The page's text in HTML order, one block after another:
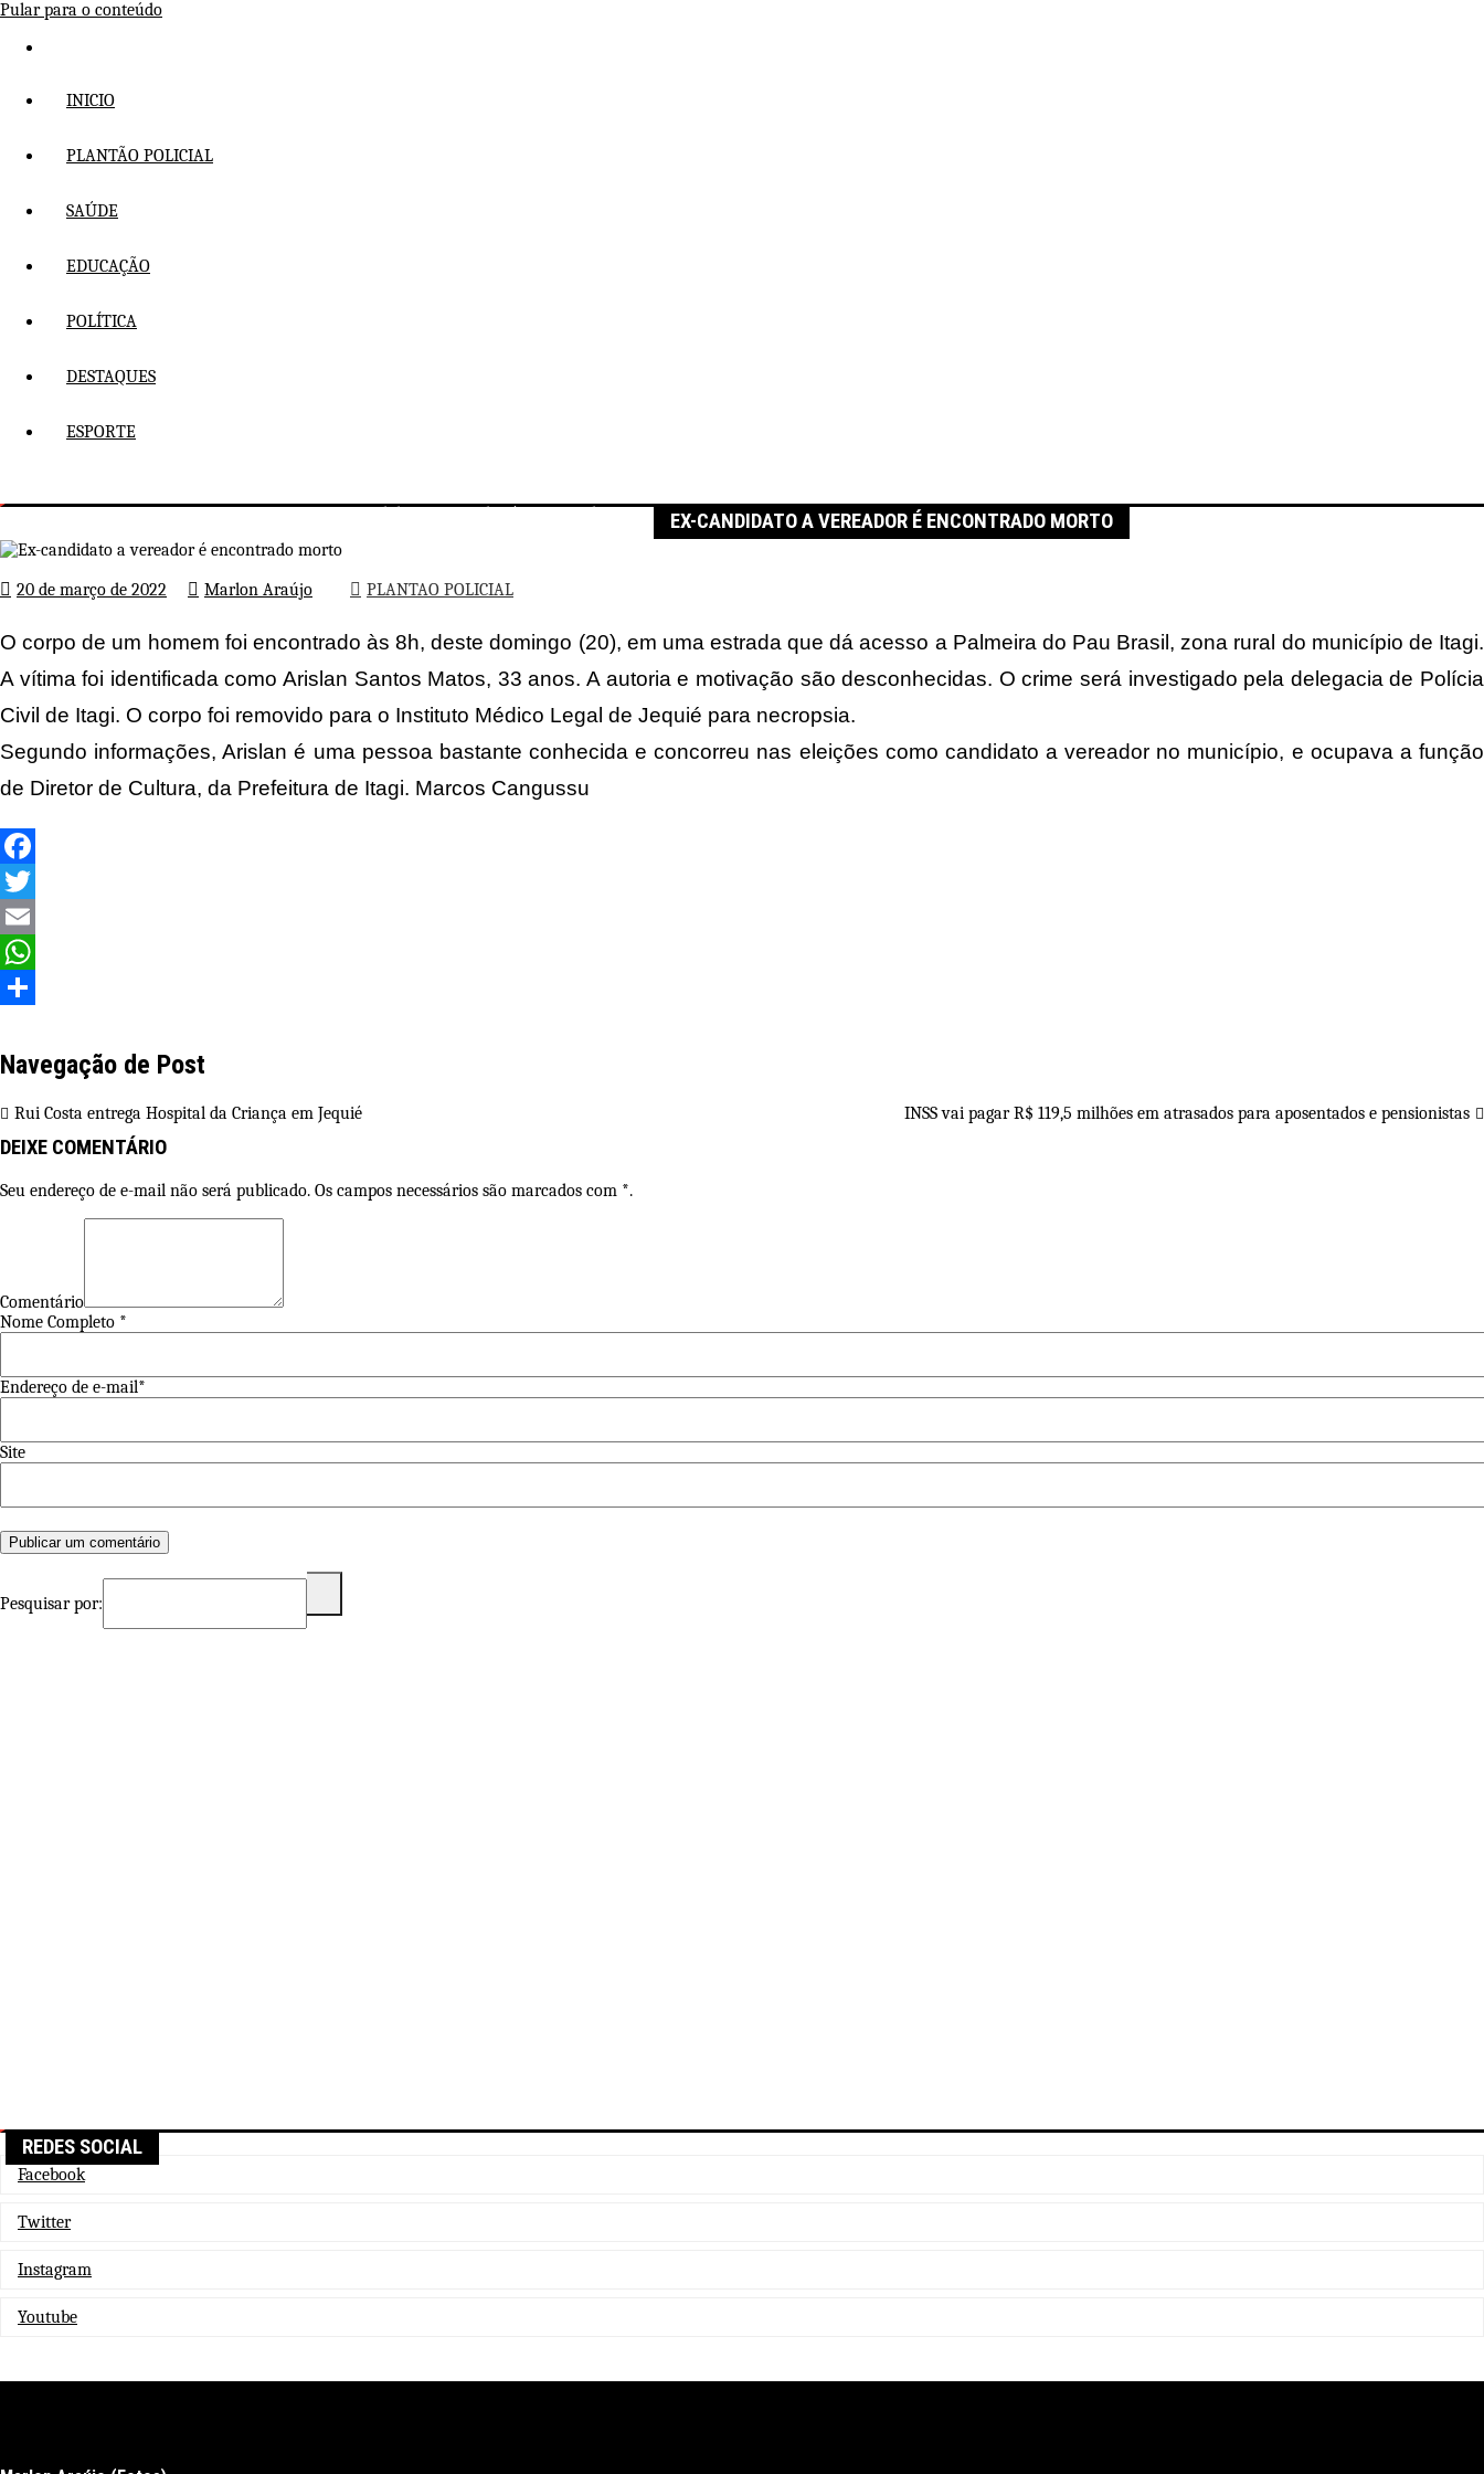
Pular para o conteúdo
INICIO
PLANTÃO POLICIAL
SAÚDE
EDUCAÇÃO
POLÍTICA
DESTAQUES
ESPORTE
Ex-candidato a vereador é encontrado morto EX-CANDIDATO A VEREADOR É ENCONTRADO MORTO
20 de março de 2022 Marlon Araújo PLANTAO POLICIAL
O corpo de um homem foi encontrado às 8h, deste domingo (20), em uma estrada que dá acesso a Palmeira do Pau Brasil, zona rural do município de Itagi.
A vítima foi identificada como Arislan Santos Matos, 33 anos. A autoria e motivação são desconhecidas. O crime será investigado pela delegacia de Polícia
Civil de Itagi. O corpo foi removido para o Instituto Médico Legal de Jequié para necropsia.
Segundo informações, Arislan é uma pessoa bastante conhecida e concorreu nas eleições como candidato a vereador no município, e ocupava a função
de Diretor de Cultura, da Prefeitura de Itagi. Marcos Cangussu
Facebook
Twitter
Email
WhatsApp
Navegação de Post
Rui Costa entrega Hospital da Criança em Jequié INSS vai pagar R$ 119,5 milhões em atrasados para aposentados e pensionistas
DEIXE COMENTÁRIO
Seu endereço de e-mail não será publicado. Os campos necessários são marcados com *.
Comentário
Nome Completo *
Endereço de e-mail*
Site
Pesquisar por:
REDES SOCIAL
Facebook
Twitter
Instagram
Youtube